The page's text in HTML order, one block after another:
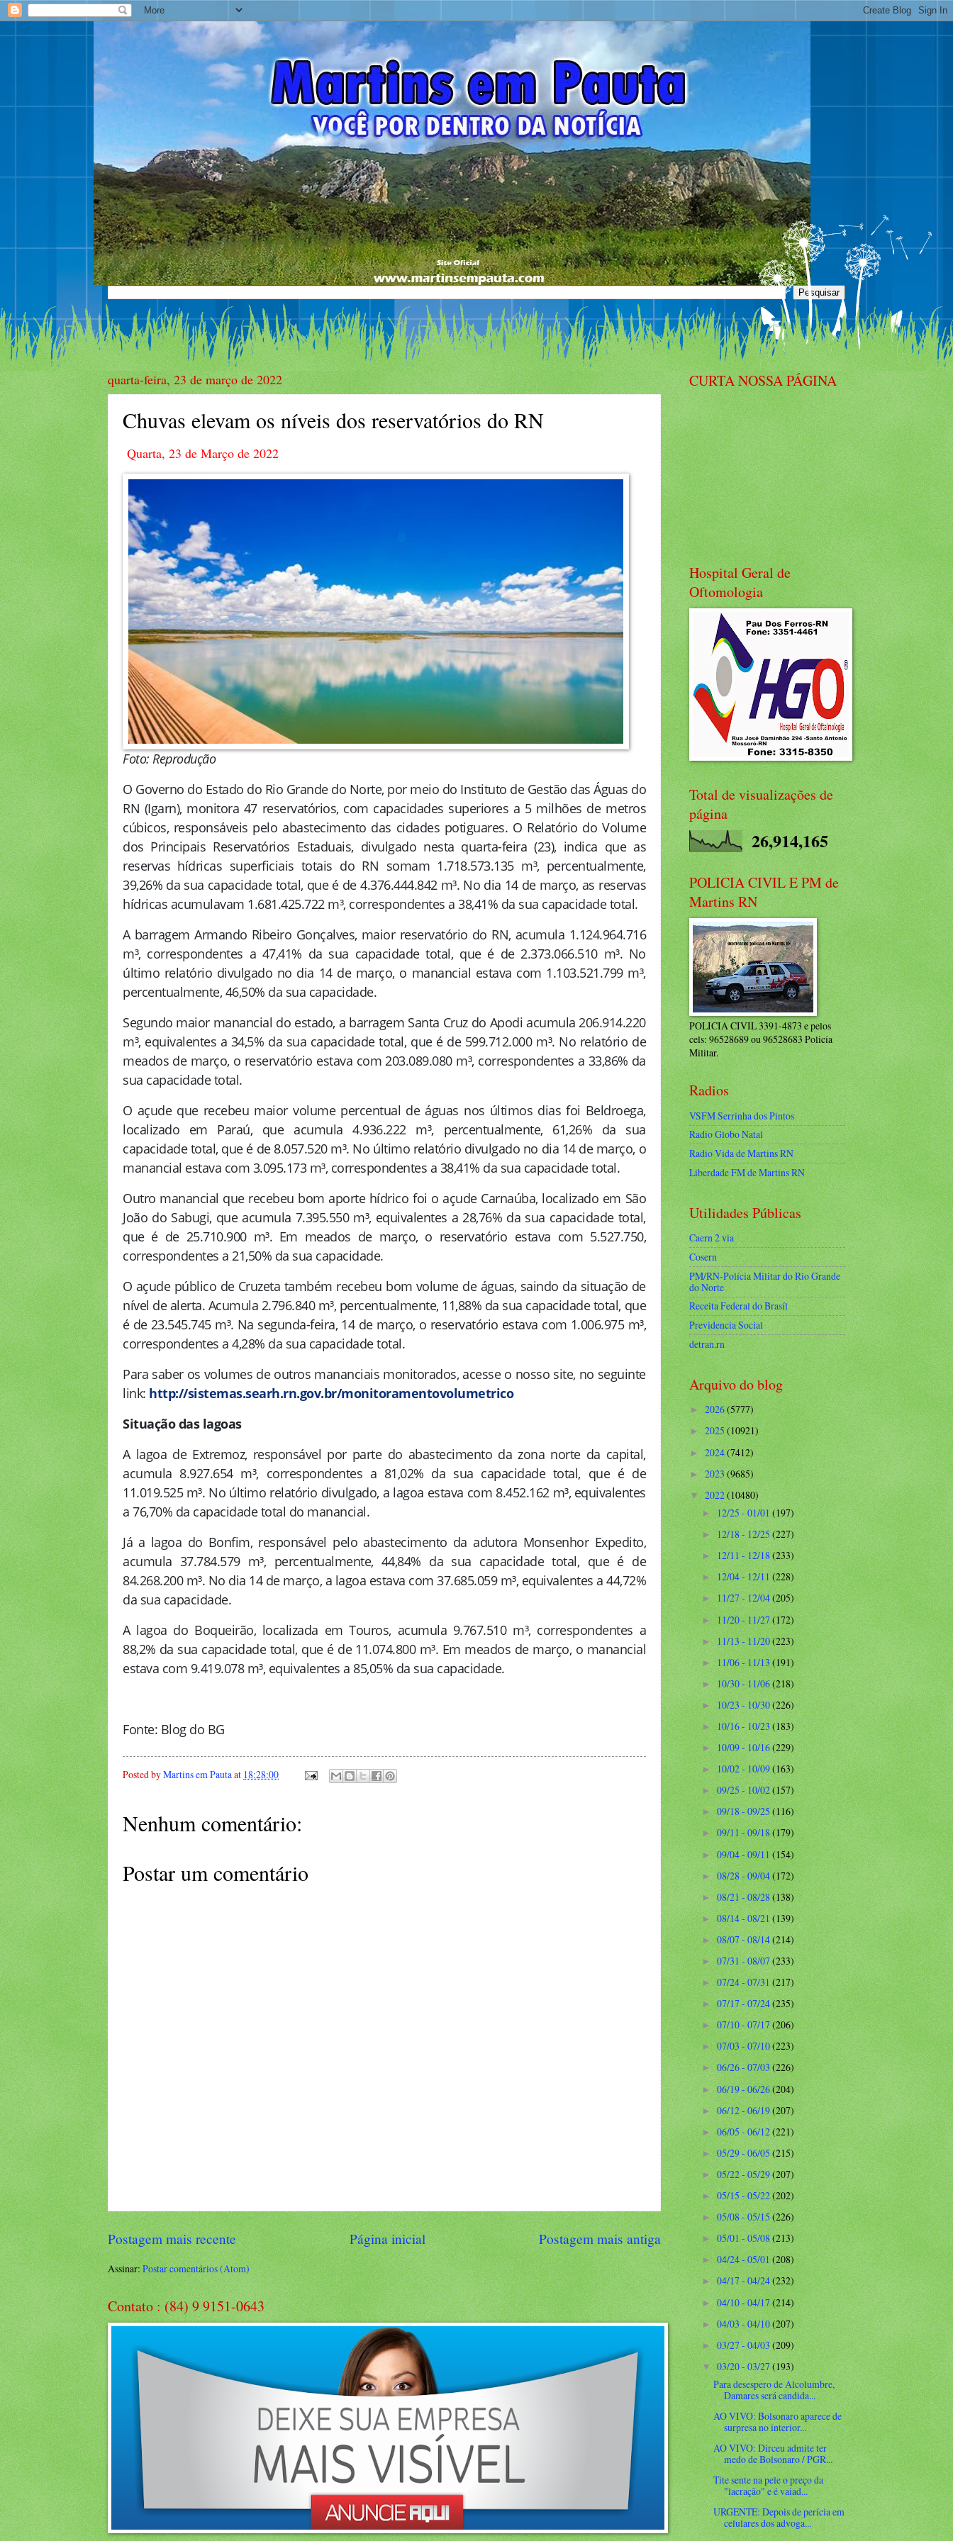
quarta-feira, 23 de março de 2022
Chuvas elevam os níveis dos reservatórios do RN
Quarta, 23 de Março de 2022
Foto: Reprodução
O Governo do Estado do Rio Grande do Norte, por meio do Instituto de Gestão das Águas do
RN (Igarn), monitora 47 reservatórios, com capacidades superiores a 5 milhões de metros
cúbicos, responsáveis pelo abastecimento das cidades potiguares. O Relatório do Volume
dos Principais Reservatórios Estaduais, divulgado nesta quarta-feira (23), indica que as
reservas hídricas superficiais totais do RN somam 1.718.573.135 m³, percentualmente,
39,26% da sua capacidade total, que é de 4.376.444.842 m³. No dia 14 de março, as reservas
hídricas acumulavam 1.681.425.722 m³, correspondentes a 38,41% da sua capacidade total.
A barragem Armando Ribeiro Gonçalves, maior reservatório do RN, acumula 1.124.964.716
m³, correspondentes a 47,41% da sua capacidade total, que é de 2.373.066.510 m³. No
último relatório divulgado no dia 14 de março, o manancial estava com 1.103.521.799 m³,
percentualmente, 46,50% da sua capacidade.
Segundo maior manancial do estado, a barragem Santa Cruz do Apodi acumula 206.914.220
m³, equivalentes a 34,5% da sua capacidade total, que é de 599.712.000 m³. No relatório de
meados de março, o reservatório estava com 203.089.080 m³, correspondentes a 33,86% da
sua capacidade total.
O açude que recebeu maior volume percentual de águas nos últimos dias foi Beldroega,
localizado em Paraú, que acumula 4.936.222 m³, percentualmente, 61,26% da sua
capacidade total, que é de 8.057.520 m³. No último relatório divulgado no dia 14 de março, o
manancial estava com 3.095.173 m³, correspondentes a 38,41% da sua capacidade total.
Outro manancial que recebeu bom aporte hídrico foi o açude Carnaúba, localizado em São
João do Sabugi, que acumula 7.395.550 m³, equivalentes a 28,76% da sua capacidade total,
que é de 25.710.900 m³. Em meados de março, o reservatório estava com 5.527.750,
correspondentes a 21,50% da sua capacidade.
O açude público de Cruzeta também recebeu bom volume de águas, saindo da situação de
nível de alerta. Acumula 2.796.840 m³, percentualmente, 11,88% da sua capacidade total, que
é de 23.545.745 m³. Na segunda-feira, 14 de março, o reservatório estava com 1.006.975 m³,
correspondentes a 4,28% da sua capacidade total.
Para saber os volumes de outros mananciais monitorados, acesse o nosso site, no seguinte
link: http://sistemas.searh.rn.gov.br/monitoramentovolumetrico
Situação das lagoas
A lagoa de Extremoz, responsável por parte do abastecimento da zona norte da capital,
acumula 8.927.654 m³, correspondentes a 81,02% da sua capacidade total, que é de
11.019.525 m³. No último relatório divulgado, a lagoa estava com 8.452.162 m³, equivalentes
a 76,70% da capacidade total do manancial.
Já a lagoa do Bonfim, responsável pelo abastecimento da adutora Monsenhor Expedito,
acumula 37.784.579 m³, percentualmente, 44,84% da sua capacidade total, que é de
84.268.200 m³. No dia 14 de março, a lagoa estava com 37.685.059 m³, equivalentes a 44,72%
da sua capacidade.
A lagoa do Boqueirão, localizada em Touros, acumula 9.767.510 m³, correspondentes a
88,2% da sua capacidade total, que é de 11.074.800 m³. Em meados de março, o manancial
estava com 9.419.078 m³, equivalentes a 85,05% da sua capacidade.
Fonte: Blog do BG
Posted byMartins em Pautaat 18:28:00
Nenhum comentário:
Postar um comentário
Postagem mais recente Postagem mais antiga
Página inicial
Assinar:Postar comentários (Atom)
Contato : (84) 9 9151-0643
CURTA NOSSA PÁGINA
Hospital Geral de
Oftomologia
Total de visualizações de
página
26,914,165
POLICIA CIVIL E PM de
Martins RN
POLICIA CIVIL 3391-4873 e pelos
cels: 96528689 ou 96528683 Policia
Militar.
Radios
VSFM Serrinha dos Pintos
Radio Globo Natal
Radio Vida de Martins RN
Liberdade FM de Martins RN
Utilidades Públicas
Caern 2 via
Cosern
PM/RN-Polícia Militar do Rio Grande
do Norte
Receita Federal do Brasíl
Previdencia Social
detran.rn
Arquivo do blog
►2026(5777)
►2025(10921)
►2024(7412)
►2023(9685)
▼2022(10480)
►12/25 - 01/01(197)
►12/18 - 12/25(227)
►12/11 - 12/18(233)
►12/04 - 12/11(228)
►11/27 - 12/04(205)
►11/20 - 11/27(172)
►11/13 - 11/20(223)
►11/06 - 11/13(191)
►10/30 - 11/06(218)
►10/23 - 10/30(226)
►10/16 - 10/23(183)
►10/09 - 10/16(229)
►10/02 - 10/09(163)
►09/25 - 10/02(157)
►09/18 - 09/25(116)
►09/11 - 09/18(179)
►09/04 - 09/11(154)
►08/28 - 09/04(172)
►08/21 - 08/28(138)
►08/14 - 08/21(139)
►08/07 - 08/14(214)
►07/31 - 08/07(233)
►07/24 - 07/31(217)
►07/17 - 07/24(235)
►07/10 - 07/17(206)
►07/03 - 07/10(223)
►06/26 - 07/03(226)
►06/19 - 06/26(204)
►06/12 - 06/19(207)
► 06/05 - 06/12(221)
►05/29 - 06/05(215)
►05/22 - 05/29(207)
►05/15 - 05/22(202)
►05/08 - 05/15(226)
►05/01 - 05/08(213)
►04/24 - 05/01(208)
►04/17 - 04/24(232)
►04/10 - 04/17(214)
►04/03 - 04/10(207)
►03/27 - 04/03(209)
▼03/20 - 03/27(193)
Para desespero de Alcolumbre,
Damares será candida...
AO VIVO: Bolsonaro aparece de
surpresa no interior...
AO VIVO: Dirceu admite ter
medo de Bolsonaro / PGR...
Tite sente na pele o preço da
"lacração" e é vaiad...
URGENTE: Depois de perícia em
celulares dos advoga...